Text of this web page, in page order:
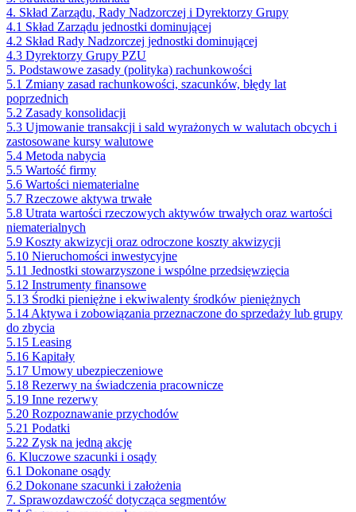
4. Skład Zarządu, Rady Nadzorczej i Dyrektorzy Grupy
4.1 Skład Zarządu jednostki dominującej
4.2 Skład Rady Nadzorczej jednostki dominującej
4.3 Dyrektorzy Grupy PZU
5. Podstawowe zasady (polityka) rachunkowości
5.1 Zmiany zasad rachunkowości, szacunków, błędy lat
poprzednich
5.2 Zasady konsolidacji
5.3 Ujmowanie transakcji i sald wyrażonych w walutach obcych i
zastosowane kursy walutowe
5.4 Metoda nabycia
5.5 Wartość firmy
5.6 Wartości niematerialne
5.7 Rzeczowe aktywa trwałe
5.8 Utrata wartości rzeczowych aktywów trwałych oraz wartości
niematerialnych
5.9 Koszty akwizycji oraz odroczone koszty akwizycji
5.10 Nieruchomości inwestycyjne
5.11 Jednostki stowarzyszone i wspólne przedsięwzięcia
5.12 Instrumenty finansowe
5.13 Środki pieniężne i ekwiwalenty środków pieniężnych
5.14 Aktywa i zobowiązania przeznaczone do sprzedaży lub grupy
do zbycia
5.15 Leasing
5.16 Kapitały
5.17 Umowy ubezpieczeniowe
5.18 Rezerwy na świadczenia pracownicze
5.19 Inne rezerwy
5.20 Rozpoznawanie przychodów
5.21 Podatki
5.22 Zysk na jedną akcję
6. Kluczowe szacunki i osądy
6.1 Dokonane osądy
6.2 Dokonane szacunki i założenia
7. Sprawozdawczość dotycząca segmentów